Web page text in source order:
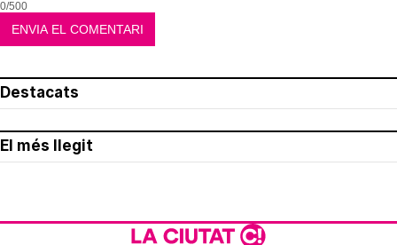
0/500
Destacats
El més llegit